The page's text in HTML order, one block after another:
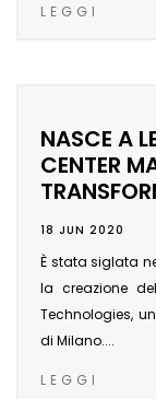
LEGGI
NASCE A
CENTER
18 JUN 2020
È stata siglata
la creazione
Technologies,
di Milano....
LEGGI